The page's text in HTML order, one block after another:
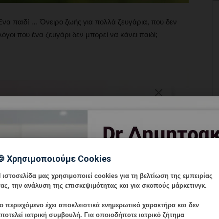
παιδί … Όνειρο ζωής για πολλά ζευγάρια, που δεν
που ένα ζευγάρι δεν μπορεί να κάνει παιδί;
Χρησιμοποιούμε Cookies
ιστοσελίδα μας χρησιμοποιεί cookies για τη βελτίωση της εμπειρίας
την ανάλυση της επισκεψιμότητας και για σκοπούς μάρκετινγκ.
περιεχόμενο έχει αποκλειστικά ενημερωτικό χαρακτήρα και δεν
ιατρική συμβουλή. Για οποιοδήποτε ιατρικό ζήτημα